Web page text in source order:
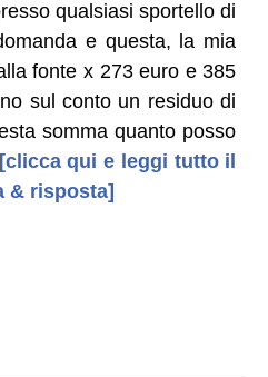
qualsiasi sportello di
e questa, la mia
fonte x 273 euro e 385
sul conto un residuo di
somma quanto posso
[clicca qui e leggi tutto il
& risposta]